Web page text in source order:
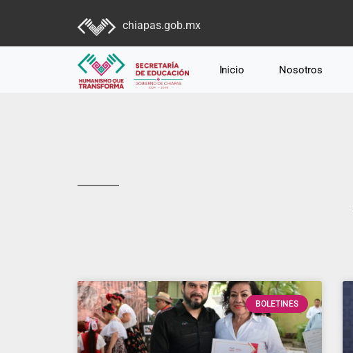
chiapas.gob.mx
Inicio Nosotros
BOLETINES